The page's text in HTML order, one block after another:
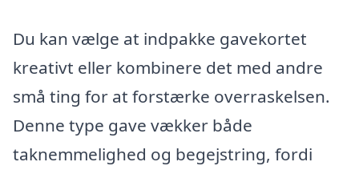
Du kan vælge at indpakke gavekortet
kreativt eller kombinere det med andre
små ting for at forstærke overraskelsen.
Denne type gave vækker både
taknemmelighed og begejstring, fordi